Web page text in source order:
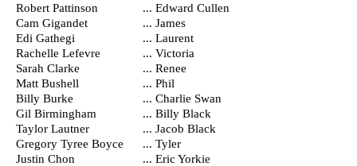
Robert Pattinson
... Edward Cullen
Cam Gigandet
... James
Edi Gathegi
... Laurent
Rachelle Lefevre
... Victoria
Sarah Clarke
... Renee
Matt Bushell
... Phil
Billy Burke
... Charlie Swan
Gil Birmingham
... Billy Black
Taylor Lautner
... Jacob Black
Gregory Tyree Boyce
... Tyler
Justin Chon
... Eric Yorkie